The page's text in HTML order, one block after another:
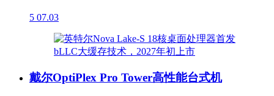
5 07.03
戴尔OptiPlex Pro Tower高性能台式机